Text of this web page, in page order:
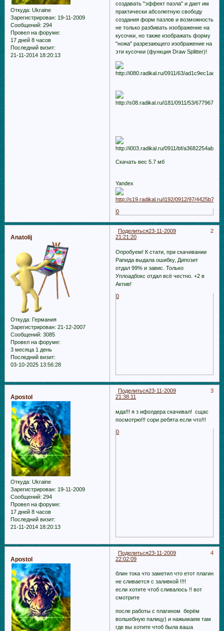
Откуда: Ukraine
Зарегистрирован: 19-11-2009
Сообщений: 294
Провел на форуме:
17 дней 8 часов
Последний визит:
21-11-2014 18:20:13
создавать "эффект пазла" и дает им
практически абсолютную свободу
создания форм пазлов и возможность
не только разбивать изображение на
кусочки, но также изображать форму
"ножа" разрезающего изображение на
эти кусочки (функция Draw Splitter)!
Скачать вес 5.7 мб
Yandex
0
Поделиться 2
23-11-2009
21:21:20
Anatolij
Откуда: Германия
Зарегистрирован: 21-12-2007
Сообщений: 3085
Провел на форуме:
3 месяца 1 день
Последний визит:
03-10-2025 13:56:28
Опробуем! К стати, при скачивании
Рапида выдала ошибку, Дипозит
отдал 99% и завис. Только
Уплоадбокс отдал всё честно. +2 в
Актив!
0
Поделиться 3
23-11-2009
21:38:11
Apostol
Откуда: Ukraine
Зарегистрирован: 19-11-2009
Сообщений: 294
Провел на форуме:
17 дней 8 часов
Последний визит:
21-11-2014 18:20:13
мда!!! я з ифолдера скачивал! сщас
посмотрю!!! сори ребята если что!!!
0
Поделиться 4
23-11-2009
22:02:09
Apostol
блин тока что заметил что етот плагин
не сливается с заливкой !!!!
если хотите чтоб сливалось !! вот
смотрите
после работы с плагином берём
волшебную палицу) и нажымаем там
где вы хотите чтоб была ваша